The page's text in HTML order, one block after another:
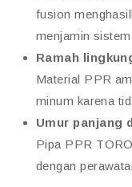
fusion
menjamin
Ramah
Material PPR
minum karena
Umur panjang
Pipa PPR
dengan